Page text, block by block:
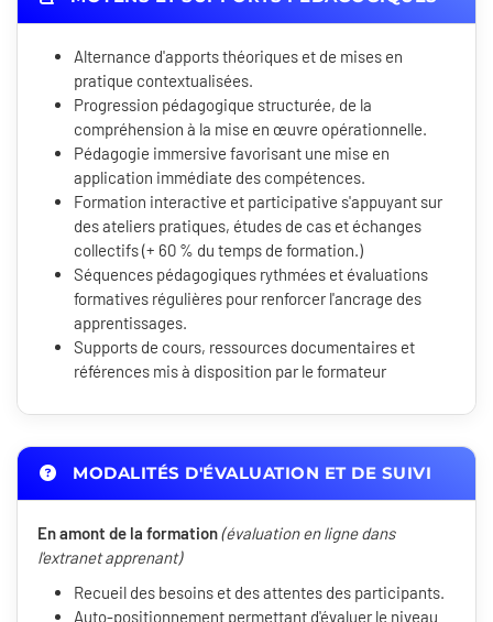
Alternance d'apports théoriques et de mises en
pratique contextualisées.
Progression pédagogique structurée, de la
compréhension à la mise en œuvre opérationnelle.
Pédagogie immersive favorisant une mise en
application immédiate des compétences.
Formation interactive et participative s'appuyant sur
des ateliers pratiques, études de cas et échanges
collectifs (+ 60 % du temps de formation.)
Séquences pédagogiques rythmées et évaluations
formatives régulières pour renforcer l'ancrage des
apprentissages.
Supports de cours, ressources documentaires et
références mis à disposition par le formateur
MODALITÉS D'ÉVALUATION ET DE SUIVI
En amont de la formation(évaluation en ligne dans
l'extranet apprenant)
Recueil des besoins et des attentes des participants.
Auto-positionnement permettant d'évaluer le niveau